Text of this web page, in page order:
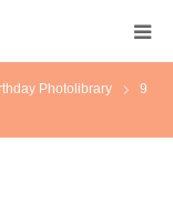
Photolibrary
9